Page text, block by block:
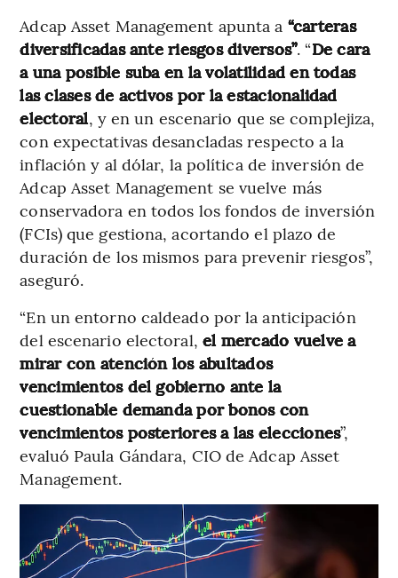
Adcap Asset Management apunta a “carteras
diversificadas ante riesgos diversos”. “De cara
a una posible suba en la volatilidad en todas
las clases de activos por la estacionalidad
electoral, y en un escenario que se complejiza,
con expectativas desancladas respecto a la
inflación y al dólar, la política de inversión de
Adcap Asset Management se vuelve más
conservadora en todos los fondos de inversión
(FCIs) que gestiona, acortando el plazo de
duración de los mismos para prevenir riesgos”,
aseguró.
“En un entorno caldeado por la anticipación
del escenario electoral, el mercado vuelve a
mirar con atención los abultados
vencimientos del gobierno ante la
cuestionable demanda por bonos con
vencimientos posteriores a las elecciones”,
evaluó Paula Gándara, CIO de Adcap Asset
Management.